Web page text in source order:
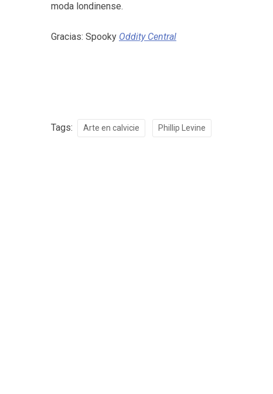
moda londinense.
Gracias: Spooky Oddity Central
Tags: Arte en calvicie Phillip Levine